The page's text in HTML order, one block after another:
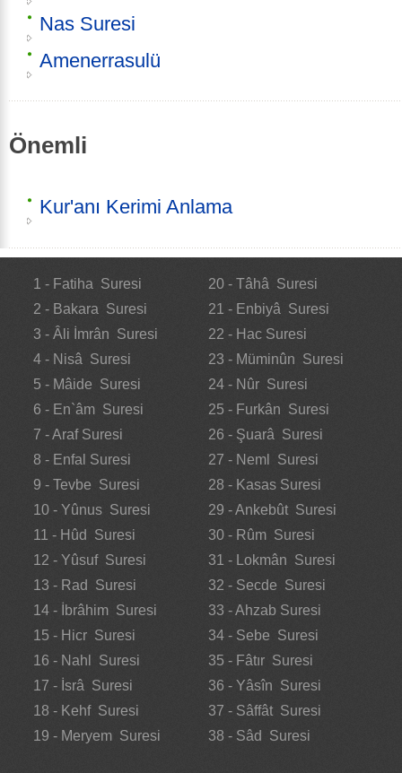
Nas Suresi
Amenerrasulü
Önemli
Kur'anı Kerimi Anlama
1 - Fatiha Suresi
2 - Bakara Suresi
3 - Âli İmrân Suresi
4 - Nisâ Suresi
5 - Mâide Suresi
6 - En`âm Suresi
7 - Araf Suresi
8 - Enfal Suresi
9 - Tevbe Suresi
10 - Yûnus Suresi
11 - Hûd Suresi
12 - Yûsuf Suresi
13 - Rad Suresi
14 - İbrâhim Suresi
15 - Hicr Suresi
16 - Nahl Suresi
17 - İsrâ Suresi
18 - Kehf Suresi
19 - Meryem Suresi
20 - Tâhâ Suresi
21 - Enbiyâ Suresi
22 - Hac Suresi
23 - Müminûn Suresi
24 - Nûr Suresi
25 - Furkân Suresi
26 - Şuarâ Suresi
27 - Neml Suresi
28 - Kasas Suresi
29 - Ankebût Suresi
30 - Rûm Suresi
31 - Lokmân Suresi
32 - Secde Suresi
33 - Ahzab Suresi
34 - Sebe Suresi
35 - Fâtır Suresi
36 - Yâsîn Suresi
37 - Sâffât Suresi
38 - Sâd Suresi